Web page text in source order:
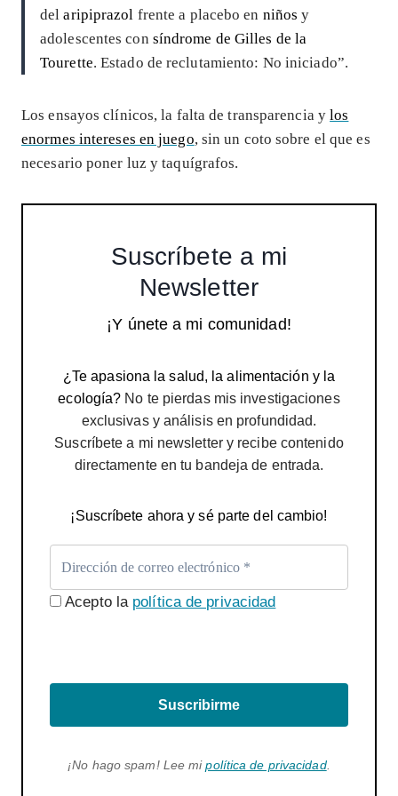
delaripiprazol frente a placebo en niños y
adolescentes con síndrome de Gilles de la
Tourette. Estado de reclutamiento: No iniciado”.
Los ensayos clínicos, la falta de transparencia ylos
enormes intereses en juego, sin un coto sobre el que es
necesario poner luz y taquígrafos.
Suscríbete a mi
Newsletter
¡Y únete a mi comunidad!
¿Te apasiona la salud, la alimentación y la
ecología? No te pierdas mis investigaciones
exclusivas y análisis en profundidad.
Suscríbete a mi newsletter y recibe contenido
directamente en tu bandeja de entrada.
¡Suscríbete ahora y sé parte del cambio!
Acepto la política de privacidad
Suscribirme
¡No hago spam! Lee mipolítica de privacidad.